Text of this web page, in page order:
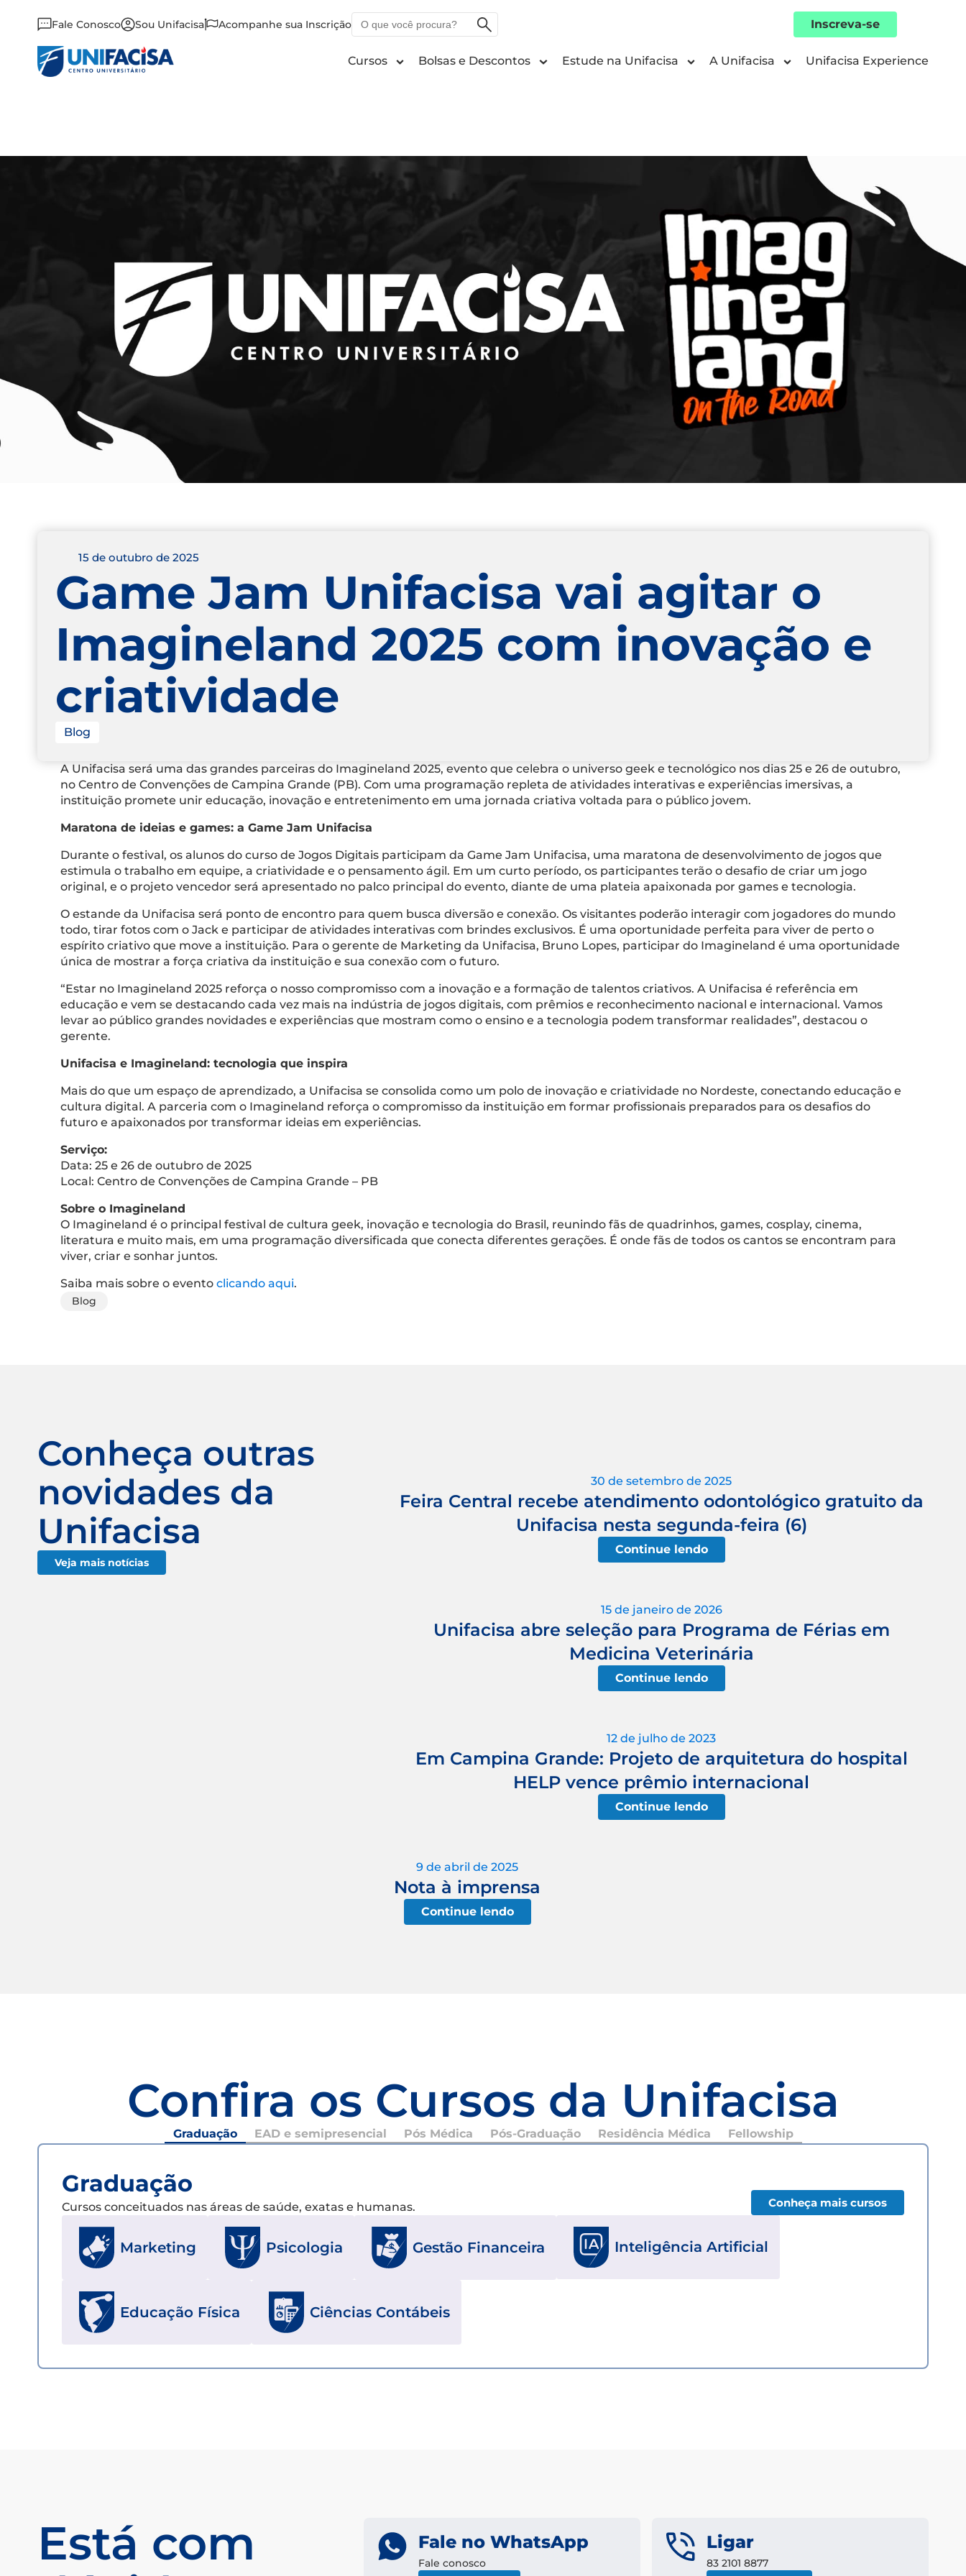
Fale Conosco Sou Unifacisa Acompanhe sua Inscrição
que
procura?
Inscreva-se
Cursos Bolsas e Descontos Estude na Unifacisa A Unifacisa Unifacisa Experience
15 de outubro de 2025
Game Jam Unifacisa vai agitar o
Imagineland 2025 com inovação e
criatividade
Blog
A Unifacisa será uma das grandes parceiras do Imagineland 2025, evento que celebra o universo geek e tecnológico nos dias 25 e 26 de outubro,
no Centro de Convenções de Campina Grande (PB). Com uma programação repleta de atividades interativas e experiências imersivas, a
instituição promete unir educação, inovação e entretenimento em uma jornada criativa voltada para o público jovem.
Maratona de ideias e games: a Game Jam Unifacisa
Durante o festival, os alunos do curso de Jogos Digitais participam da Game Jam Unifacisa, uma maratona de desenvolvimento de jogos que
estimula o trabalho em equipe, a criatividade e o pensamento ágil. Em um curto período, os participantes terão o desafio de criar um jogo
original, e o projeto vencedor será apresentado no palco principal do evento, diante de uma plateia apaixonada por games e tecnologia.
O estande da Unifacisa será ponto de encontro para quem busca diversão e conexão. Os visitantes poderão interagir com jogadores do mundo
todo, tirar fotos com o Jack e participar de atividades interativas com brindes exclusivos. É uma oportunidade perfeita para viver de perto o
espírito criativo que move a instituição. Para o gerente de Marketing da Unifacisa, Bruno Lopes, participar do Imagineland é uma oportunidade
única de mostrar a força criativa da instituição e sua conexão com o futuro.
“Estar no Imagineland 2025 reforça o nosso compromisso com a inovação e a formação de talentos criativos. A Unifacisa é referência em
educação e vem se destacando cada vez mais na indústria de jogos digitais, com prêmios e reconhecimento nacional e internacional. Vamos
levar ao público grandes novidades e experiências que mostram como o ensino e a tecnologia podem transformar realidades”, destacou o
gerente.
Unifacisa e Imagineland: tecnologia que inspira
Mais do que um espaço de aprendizado, a Unifacisa se consolida como um polo de inovação e criatividade no Nordeste, conectando educação e
cultura digital. A parceria com o Imagineland reforça o compromisso da instituição em formar profissionais preparados para os desafios do
futuro e apaixonados por transformar ideias em experiências.
Serviço:
Data: 25 e 26 de outubro de 2025
Local: Centro de Convenções de Campina Grande – PB
Sobre o Imagineland
O Imagineland é o principal festival de cultura geek, inovação e tecnologia do Brasil, reunindo fãs de quadrinhos, games, cosplay, cinema,
literatura e muito mais, em uma programação diversificada que conecta diferentes gerações. É onde fãs de todos os cantos se encontram para
viver, criar e sonhar juntos.
Saiba mais sobre o evento clicando aqui.
Blog
Conheça outras
novidades da
Unifacisa
Veja mais notícias
30 de setembro de 2025
Feira Central recebe atendimento odontológico gratuito da
Unifacisa nesta segunda-feira (6)
Continue lendo
15 de janeiro de 2026
Unifacisa abre seleção para Programa de Férias em
Medicina Veterinária
Continue lendo
12 de julho de 2023
Em Campina Grande: Projeto de arquitetura do hospital
HELP vence prêmio internacional
Continue lendo
9 de abril de 2025
Nota à imprensa
Continue lendo
Confira os Cursos da Unifacisa
Graduação EAD e semipresencial Pós Médica Pós-Graduação Residência Médica Fellowship
Graduação
Cursos conceituados nas áreas de saúde, exatas e humanas. Conheça mais cursos
Marketing Psicologia Gestão Financeira Inteligência Artificial
Educação Física Ciências Contábeis
Está com
Fale no WhatsApp
Fale conosco
Ligar
83 2101 8877